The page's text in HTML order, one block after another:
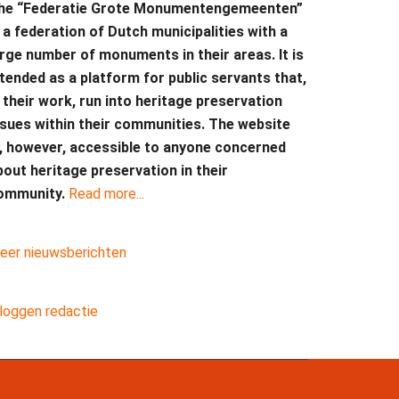
“Federatie Grote Monumentengemeenten”
a federation of Dutch municipalities with a
number of monuments in their areas. It is
as a platform for public servants that,
their work, run into heritage preservation
within their communities. The website
however, accessible to anyone concerned
heritage preservation in their
Read more...
nieuwsberichten
redactie